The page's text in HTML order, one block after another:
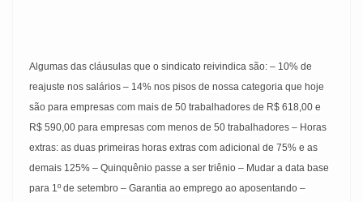
Algumas das cláusulas que o sindicato reivindica são: – 10% de
reajuste nos salários – 14% nos pisos de nossa categoria que hoje
são para empresas com mais de 50 trabalhadores de R$ 618,00 e
R$ 590,00 para empresas com menos de 50 trabalhadores – Horas
extras: as duas primeiras horas extras com adicional de 75% e as
demais 125% – Quinquênio passe a ser triênio – Mudar a data base
para 1º de setembro – Garantia ao emprego ao aposentando –